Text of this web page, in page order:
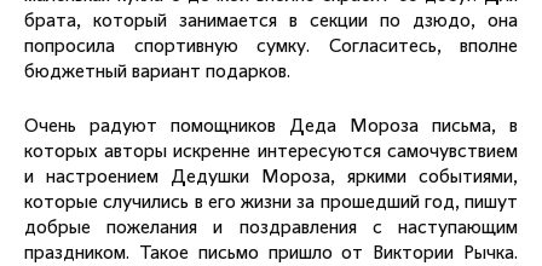
брата, который занимается в секции по дзюдо, она
попросила спортивную сумку. Согласитесь, вполне
бюджетный вариант подарков.
Очень радуют помощников Деда Мороза письма, в
которых авторы искренне интересуются самочувствием
и настроением Дедушки Мороза, яркими событиями,
которые случились в его жизни за прошедший год, пишут
добрые пожелания и поздравления с наступающим
праздником. Такое письмо пришло от Виктории Рычка.